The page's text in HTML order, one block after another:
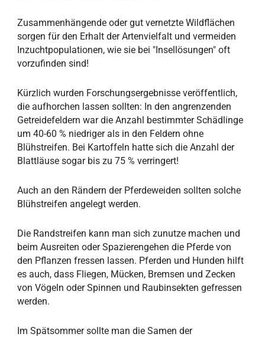
Zusammenhängende oder gut vernetzte Wildflächen
sorgen für den Erhalt der Artenvielfalt und vermeiden
Inzuchtpopulationen, wie sie bei "Insellösungen" oft
vorzufinden sind!
Kürzlich wurden Forschungsergebnisse veröffentlich,
die aufhorchen lassen sollten: In den angrenzenden
Getreidefeldern war die Anzahl bestimmter Schädlinge
um 40-60 % niedriger als in den Feldern ohne
Blühstreifen. Bei Kartoffeln hatte sich die Anzahl der
Blattläuse sogar bis zu 75 % verringert!
Auch an den Rändern der Pferdeweiden sollten solche
Blühstreifen angelegt werden.
Die Randstreifen kann man sich zunutze machen und
beim Ausreiten oder Spazierengehen die Pferde von
den Pflanzen fressen lassen. Pferden und Hunden hilft
es auch, dass Fliegen, Mücken, Bremsen und Zecken
von Vögeln oder Spinnen und Raubinsekten gefressen
werden.
Im Spätsommer sollte man die Samen der